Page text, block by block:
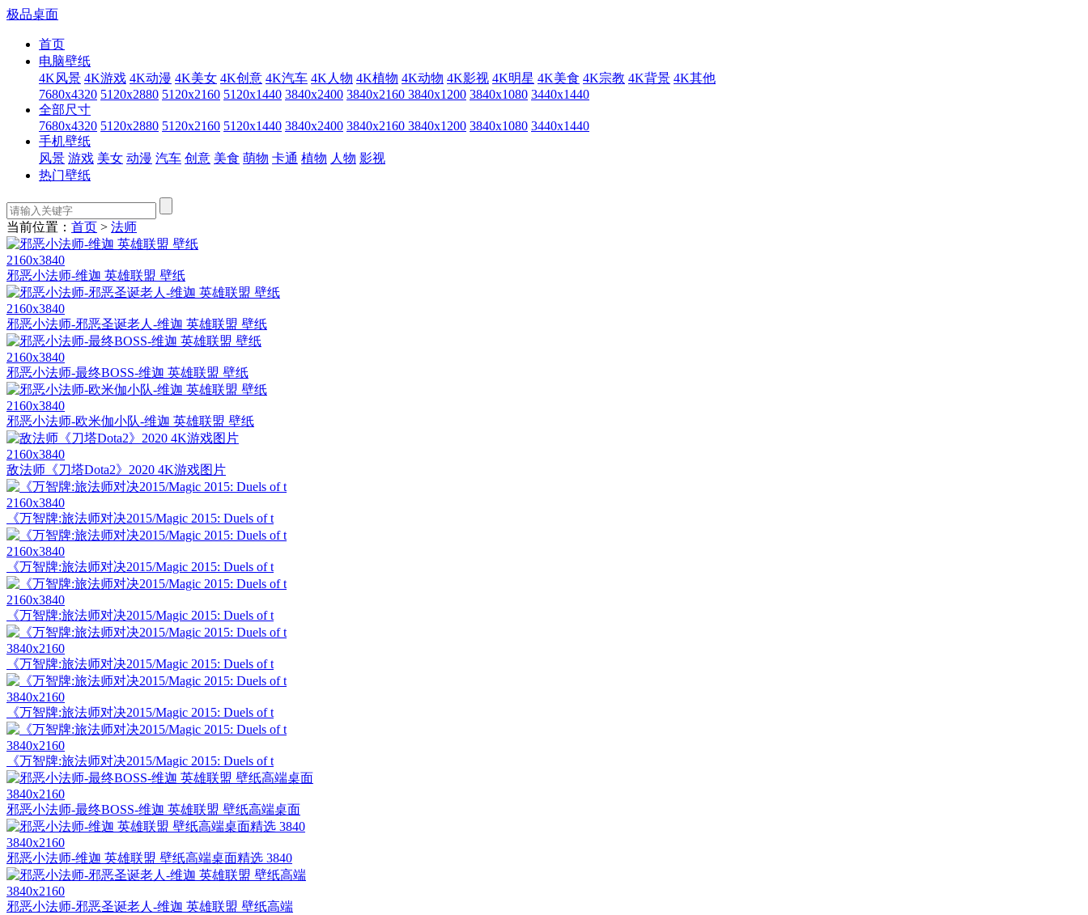
极品桌面
首页
电脑壁纸
4K风景 4K游戏 4K动漫 4K美女 4K创意 4K汽车 4K人物 4K植物 4K动物 4K影视 4K明星 4K美食 4K宗教 4K背景 4K其他
7680x4320 5120x2880 5120x2160 5120x1440 3840x2400 3840x2160 3840x1200 3840x1080 3440x1440
全部尺寸
7680x4320 5120x2880 5120x2160 5120x1440 3840x2400 3840x2160 3840x1200 3840x1080 3440x1440
手机壁纸
风景 游戏 美女 动漫 汽车 创意 美食 萌物 卡通 植物 人物 影视
热门壁纸
当前位置： 首页 > 法师
2160x3840
邪恶小法师-维迦 英雄联盟 壁纸
2160x3840
邪恶小法师-邪恶圣诞老人-维迦 英雄联盟 壁纸
2160x3840
邪恶小法师-最终BOSS-维迦 英雄联盟 壁纸
2160x3840
邪恶小法师-欧米伽小队-维迦 英雄联盟 壁纸
2160x3840
敌法师《刀塔Dota2》2020 4K游戏图片
2160x3840
《万智牌:旅法师对决2015/Magic 2015: Duels of t
2160x3840
《万智牌:旅法师对决2015/Magic 2015: Duels of t
2160x3840
《万智牌:旅法师对决2015/Magic 2015: Duels of t
3840x2160
《万智牌:旅法师对决2015/Magic 2015: Duels of t
3840x2160
《万智牌:旅法师对决2015/Magic 2015: Duels of t
3840x2160
《万智牌:旅法师对决2015/Magic 2015: Duels of t
3840x2160
邪恶小法师-最终BOSS-维迦 英雄联盟 壁纸高端桌面
3840x2160
邪恶小法师-维迦 英雄联盟 壁纸高端桌面精选 3840
3840x2160
邪恶小法师-邪恶圣诞老人-维迦 英雄联盟 壁纸高端